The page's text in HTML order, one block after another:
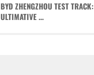
BYD ZHENGZHOU TEST
ULTIMATIVE …